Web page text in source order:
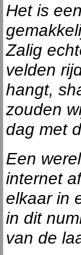
Het is
Zalig
velden
hangt,
zouden
dag met
Een
internet
elkaar in
in dit
van de